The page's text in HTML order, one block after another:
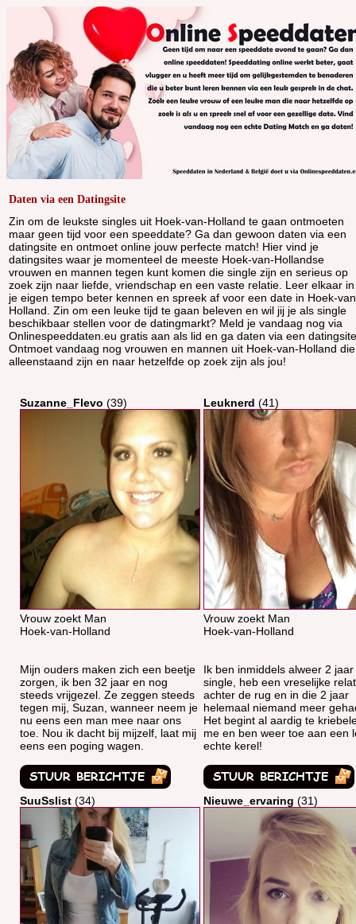
Daten via een Datingsite
Zin om de leukste singles uit Hoek-van-Holland te gaan ontmoeten
maar geen tijd voor een speeddate? Ga dan gewoon daten via een
datingsite en ontmoet online jouw perfecte match! Hier vind je
datingsites waar je momenteel de meeste Hoek-van-Hollandse
vrouwen en mannen tegen kunt komen die single zijn en serieus op
zoek zijn naar liefde, vriendschap en een vaste relatie. Leer elkaar in
je eigen tempo beter kennen en spreek af voor een date in Hoek-
Holland. Zin om een leuke tijd te gaan beleven en wil jij je als single
beschikbaar stellen voor de datingmarkt? Meld je vandaag nog via
Onlinespeeddaten.eu gratis aan als lid en ga daten via een
Ontmoet vandaag nog vrouwen en mannen uit Hoek-van-Holland die
alleenstaand zijn en naar hetzelfde op zoek zijn als jou!
Suzanne_Flevo (39)
Vrouw zoekt Man
Hoek-van-Holland
Mijn ouders maken zich een beetje
zorgen, ik ben 32 jaar en nog
steeds vrijgezel. Ze zeggen steeds
tegen mij, Suzan, wanneer neem je
nu eens een man mee naar ons
toe. Nou ik dacht bij mijzelf, laat mij
eens een poging wagen.
Leuknerd (41)
Vrouw zoekt Man
Hoek-van-Holland
Ik ben inmiddels alweer 2 jaar
single, heb een vreselijke
achter de rug en in die 2 jaar
helemaal niemand meer
Het begint al aardig te
me en ben weer toe aan een
echte kerel!
SuuSslist (34) Nieuwe_ervaring (31)